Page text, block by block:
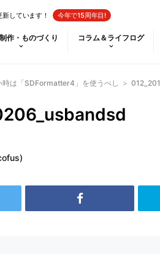
しています！ 今年で15周年目!
作・ものづくり コラム＆ライフログ
時は「SDFormatter4」を使うべし >